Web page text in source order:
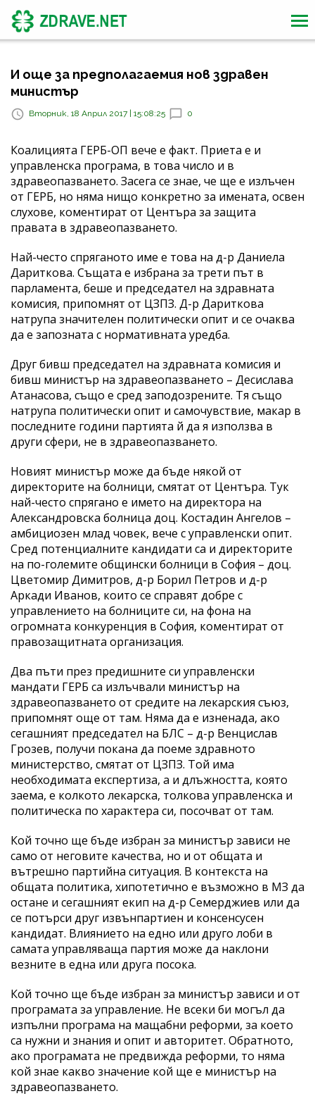
И още за предполагаемия нов здравен
министър
Вторник, 18 Април 2017 | 15:08:25 0
Коалицията ГЕРБ-ОП вече е факт. Приета е и
управленска програма, в това число и в
здравеопазването. Засега се знае, че ще е излъчен
от ГЕРБ, но няма нищо конкретно за имената, освен
слухове, коментират от Центъра за защита
правата в здравеопазването.
Най-често спряганото име е това на д-р Даниела
Дариткова. Същата е избрана за трети път в
парламента, беше и председател на здравната
комисия, припомнят от ЦЗПЗ. Д-р Дариткова
натрупа значителен политически опит и се очаква
да е запозната с нормативната уредба.
Друг бивш председател на здравната комисия и
бивш министър на здравеопазването – Десислава
Атанасова, също е сред заподозрените. Тя също
натрупа политически опит и самочувствие, макар в
последните години партията й да я използва в
други сфери, не в здравеопазването.
Новият министър може да бъде някой от
директорите на болници, смятат от Центъра. Тук
най-често спрягано е името на директора на
Александровска болница доц. Костадин Ангелов –
амбициозен млад човек, вече с управленски опит.
Сред потенциалните кандидати са и директорите
на по-големите общински болници в София – доц.
Цветомир Димитров, д-р Борил Петров и д-р
Аркади Иванов, които се справят добре с
управлението на болниците си, на фона на
огромната конкуренция в София, коментират от
правозащитната организация.
Два пъти през предишните си управленски
мандати ГЕРБ са излъчвали министър на
здравеопазването от средите на лекарския съюз,
припомнят още от там. Няма да е изненада, ако
сегашният председател на БЛС – д-р Венцислав
Грозев, получи покана да поеме здравното
министерство, смятат от ЦЗПЗ. Той има
необходимата експертиза, а и длъжността, която
заема, е колкото лекарска, толкова управленска и
политическа по характера си, посочват от там.
Кой точно ще бъде избран за министър зависи не
само от неговите качества, но и от общата и
вътрешно партийна ситуация. В контекста на
общата политика, хипотетично е възможно в МЗ да
остане и сегашният екип на д-р Семерджиев или да
се потърси друг извънпартиен и консенсусен
кандидат. Влиянието на едно или друго лоби в
самата управляваща партия може да наклони
везните в една или друга посока.
Кой точно ще бъде избран за министър зависи и от
програмата за управление. Не всеки би могъл да
изпълни програма на мащабни реформи, за което
са нужни и знания и опит и авторитет. Обратното,
ако програмата не предвижда реформи, то няма
кой знае какво значение кой ще е министър на
здравеопазването.